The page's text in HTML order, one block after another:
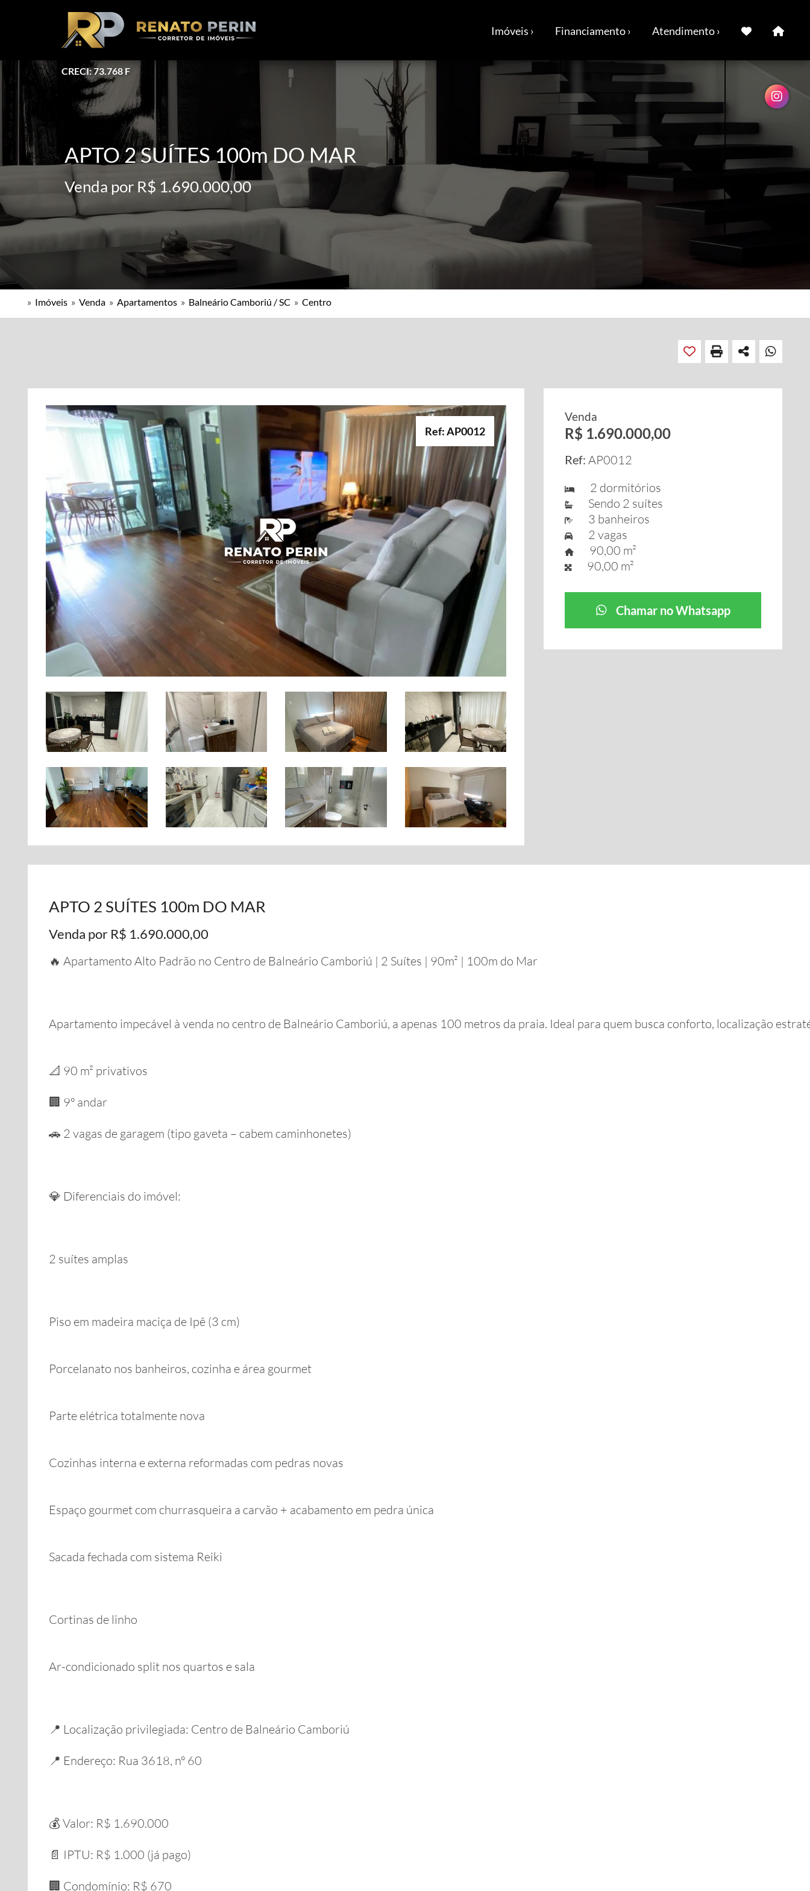
CRECI: 73.768 F
Imóveis › Financiamento › Atendimento ›
APTO 2 SUÍTES 100m DO MAR
Venda por R$ 1.690.000,00
» Imóveis » Venda » Apartamentos » Balneário Camboriú / SC » Centro
Ref: AP0012
APTO 2 SUÍTES 100m DO MAR
Venda por R$ 1.690.000,00
🔥 Apartamento Alto Padrão no Centro de Balneário Camboriú | 2 Suítes | 90m² | 100m do Mar
Apartamento impecável à venda no centro de Balneário Camboriú, a apenas 100 metros da praia. Ideal para quem busca conforto, localização
📐 90 m² privativos
🏢 9º andar
🚗 2 vagas de garagem (tipo gaveta – cabem caminhonetes)
💎 Diferenciais do imóvel:
2 suítes amplas
Piso em madeira maciça de Ipê (3 cm)
Porcelanato nos banheiros, cozinha e área gourmet
Parte elétrica totalmente nova
Cozinhas interna e externa reformadas com pedras novas
Espaço gourmet com churrasqueira a carvão + acabamento em pedra única
Sacada fechada com sistema Reiki
Cortinas de linho
Ar-condicionado split nos quartos e sala
📍 Localização privilegiada: Centro de Balneário Camboriú
📍 Endereço: Rua 3618, nº 60
💰 Valor: R$ 1.690.000
📄 IPTU: R$ 1.000 (já pago)
🏢 Condomínio: R$ 670
Venda
R$ 1.690.000,00
Ref: AP0012
2 dormitórios
Sendo 2 suítes
3 banheiros
2 vagas
90,00 m²
90,00 m²
Chamar no Whatsapp